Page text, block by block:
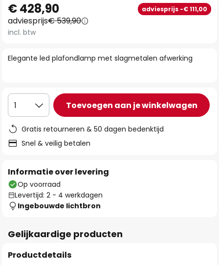
naar
het
begin
de
Elegante led plafondlamp met slagmetalen afwerking
€ 428,90 adviesprijs -€ 111,00
adviesprijs€ 539,90
incl. btw
1 Toevoegen aan je winkelwagen
Gratis retourneren & 50 dagen bedenktijd
Snel & veilig betalen
Informatie over levering
Op voorraad
Levertijd: 2 - 4 werkdagen
Ingebouwde lichtbron
Gelijkaardige producten
Productdetails